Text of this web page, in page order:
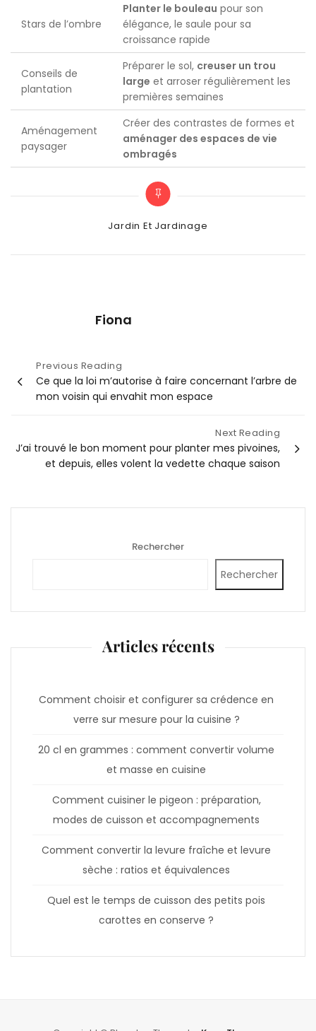
Stars de l’ombre
Planter le bouleau pour son
élégance, le saule pour sa
croissance rapide
Conseils de
plantation
Préparer le sol, creuser un trou
large et arroser régulièrement les
premières semaines
Aménagement
paysager
Créer des contrastes de formes et
aménager des espaces de vie
ombragés
Categories
Jardin Et Jardinage
Fiona
Navigation
de
l’article
Previous Reading
Ce que la loi m’autorise à faire concernant l’arbre de
mon voisin qui envahit mon espace
Next Reading
J’ai trouvé le bon moment pour planter mes pivoines,
et depuis, elles volent la vedette chaque saison
Rechercher
Rechercher
Articles récents
Comment choisir et configurer sa crédence en
verre sur mesure pour la cuisine ?
20 cl en grammes : comment convertir volume
et masse en cuisine
Comment cuisiner le pigeon : préparation,
modes de cuisson et accompagnements
Comment convertir la levure fraîche et levure
sèche : ratios et équivalences
Quel est le temps de cuisson des petits pois
carottes en conserve ?